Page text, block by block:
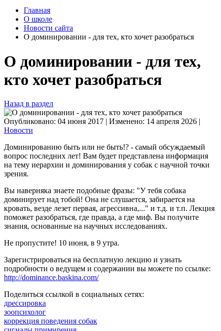
Главная
О школе
Новости сайта
О доминировании - для тех, кто хочет разобраться
О доминировании - для тех,
кто хочет разобраться
Назад в раздел
Опубликовано: 04 июня 2017 | Изменено: 14 апреля 2026 |
Новости
Доминированию быть или не быть!? - самый обсуждаемый
вопрос последних лет! Вам будет представлена информация
на тему иерархии и доминирования у собак с научной точки
зрения.
Вы наверняка знаете подобные фразы: "У тебя собака
доминирует над тобой! Она не слушается, забирается на
кровать, везде лезет первая, агрессивна,..." и т.д. и т.п. Лекция
поможет разобраться, где правда, а где миф. Вы получите
знания, основанные на научных исследованиях.
Не пропустите! 10 июня, в 9 утра.
Зарегистрироваться на бесплатную лекцию и узнать
подробности о ведущем и содержании вы можете по ссылке:
http://dominance.baskina.com/
Поделиться ссылкой в социальных сетях:
дрессировка
зоопсихолог
коррекция поведения собак